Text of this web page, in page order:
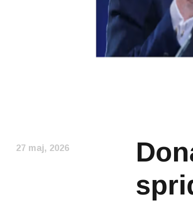
27 maj, 2026